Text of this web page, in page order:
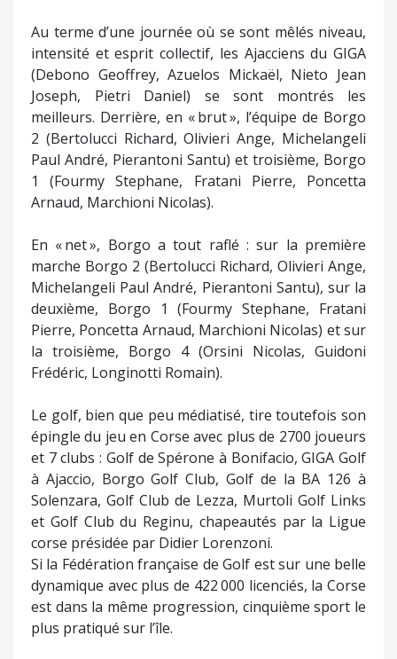
Au terme d’une journée où se sont mêlés niveau,
intensité et esprit collectif, les Ajacciens du GIGA
(Debono Geoffrey, Azuelos Mickaël, Nieto Jean
Joseph, Pietri Daniel) se sont montrés les
meilleurs. Derrière, en « brut », l’équipe de Borgo
2 (Bertolucci Richard, Olivieri Ange, Michelangeli
Paul André, Pierantoni Santu) et troisième, Borgo
1 (Fourmy Stephane, Fratani Pierre, Poncetta
Arnaud, Marchioni Nicolas).
En « net », Borgo a tout raflé : sur la première
marche Borgo 2 (Bertolucci Richard, Olivieri Ange,
Michelangeli Paul André, Pierantoni Santu), sur la
deuxième, Borgo 1 (Fourmy Stephane, Fratani
Pierre, Poncetta Arnaud, Marchioni Nicolas) et sur
la troisième, Borgo 4 (Orsini Nicolas, Guidoni
Frédéric, Longinotti Romain).
Le golf, bien que peu médiatisé, tire toutefois son
épingle du jeu en Corse avec plus de 2700 joueurs
et 7 clubs : Golf de Spérone à Bonifacio, GIGA Golf
à Ajaccio, Borgo Golf Club, Golf de la BA 126 à
Solenzara, Golf Club de Lezza, Murtoli Golf Links
et Golf Club du Reginu, chapeautés par la Ligue
corse présidée par Didier Lorenzoni.
Si la Fédération française de Golf est sur une belle
dynamique avec plus de 422 000 licenciés, la Corse
est dans la même progression, cinquième sport le
plus pratiqué sur l’île.